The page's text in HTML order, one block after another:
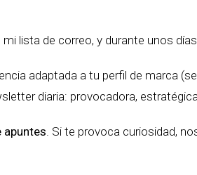
lista de correo, y durante unos
adaptada a tu perfil de marca
diaria: provocadora,
apuntes. Si te provoca curiosidad,